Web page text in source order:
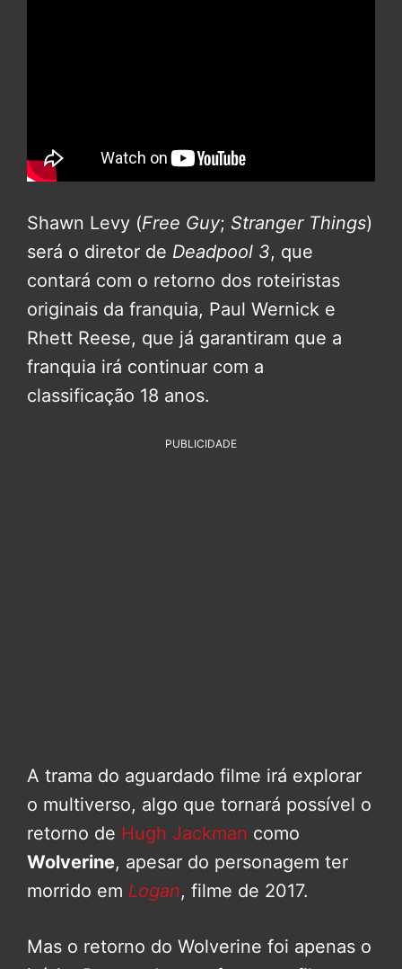
Shawn Levy (Free Guy; Stranger Things)
será o diretor de Deadpool 3, que
contará com o retorno dos roteiristas
originais da franquia, Paul Wernick e
Rhett Reese, que já garantiram que a
franquia irá continuar com a
classificação 18 anos.
PUBLICIDADE
A trama do aguardado filme irá explorar
o multiverso, algo que tornará possível o
retorno de Hugh Jackman como
Wolverine, apesar do personagem ter
morrido em Logan, filme de 2017.
Mas o retorno do Wolverine foi apenas o